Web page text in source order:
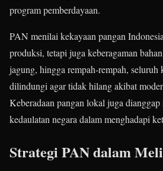
program pemberdayaan.
PAN menilai kekayaan pangan
produksi, tetapi juga keberagaman
jagung, hingga rempah-rempah, seluruh
dilindungi agar tidak hilang akibat
Keberadaan pangan lokal juga dianggap
kedaulatan negara dalam menghadapi
Strategi PAN dalam